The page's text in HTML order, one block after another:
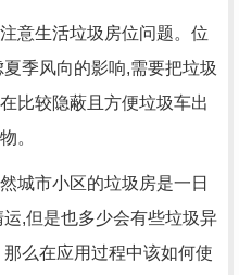
意生活垃圾房位问题。位
季风向的影响,需要把垃圾
比较隐蔽且方便垃圾车出
。
城市小区的垃圾房是一日
,但是也多少会有些垃圾异
么在应用过程中该如何使